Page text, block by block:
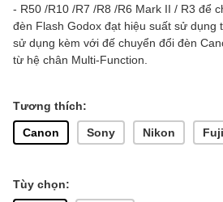
- R50 /R10 /R7 /R8 /R6 Mark II / R3 để
đèn Flash Godox đạt hiệu suất sử dụng
sử dụng kèm với đế chuyển đổi đèn
từ hệ chân Multi-Function.
Tương thích:
Canon
Sony Nikon
Tùy chọn: